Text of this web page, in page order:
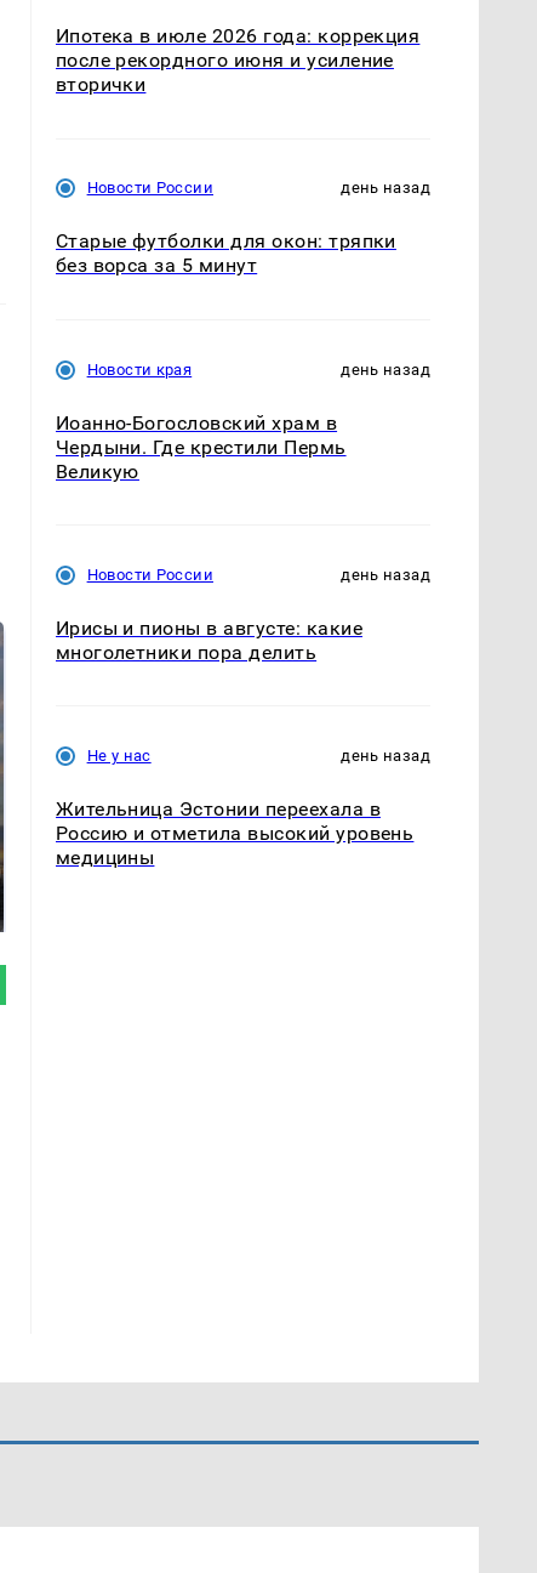
В магазинах России
СМИ: В Химках на
Ипотека в июле 2026 года: коррекция
после рекордного июня и усиление
вторички
Новости России день назад
Старые футболки для окон: тряпки
без ворса за 5 минут
Новости края день назад
Иоанно-Богословский храм в
Чердыни. Где крестили Пермь
Великую
Новости России день назад
Ирисы и пионы в августе: какие
многолетники пора делить
Не у нас день назад
Жительница Эстонии переехала в
Россию и отметила высокий уровень
медицины